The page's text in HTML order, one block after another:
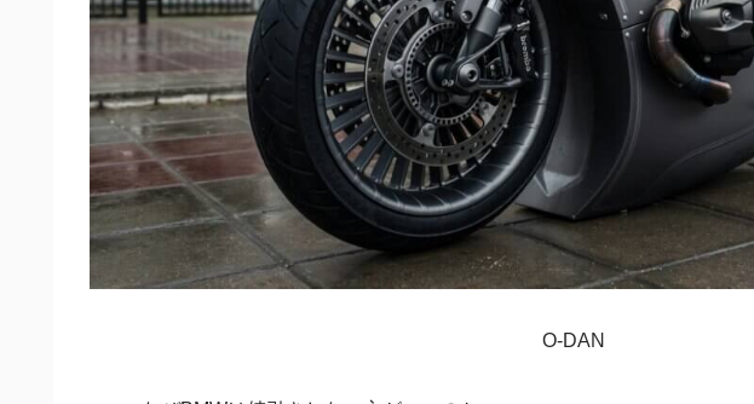
O-DAN